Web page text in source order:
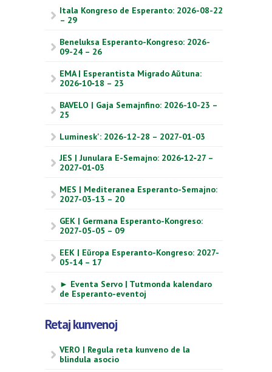
Itala Kongreso de Esperanto: 2026-08-22
– 29
Beneluksa Esperanto-Kongreso: 2026-
09-24 – 26
EMA | Esperantista Migrado Aŭtuna:
2026‑10‑18 – 23
BAVELO | Gaja Semajnfino: 2026-10-23 –
25
Luminesk': 2026-12-28 – 2027-01-03
JES | Junulara E-Semajno: 2026‑12‑27 –
2027‑01‑03
MES | Mediteranea Esperanto-Semajno:
2027-03-13 – 20
GEK | Germana Esperanto-Kongreso:
2027-05-05 – 09
EEK | Eŭropa Esperanto-Kongreso: 2027-
05-14 – 17
► Eventa Servo | Tutmonda kalendaro
de Esperanto-eventoj
Retaj kunvenoj
VERO | Regula reta kunveno de la
blindula asocio